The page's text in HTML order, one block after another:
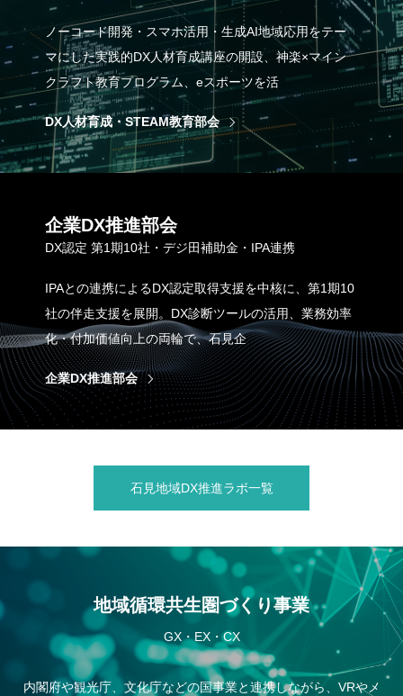
ノーコード開発・スマホ活用・生成AI地域応用をテー
マにした実践的DX人材育成講座の開設、神楽×マイン
クラフト教育プログラム、eスポーツを活
DX人材育成・STEAM教育部会
企業DX推進部会
DX認定 第1期10社・デジ田補助金・IPA連携
IPAとの連携によるDX認定取得支援を中核に、第1期10
社の伴走支援を展開。DX診断ツールの活用、業務効率
化・付加価値向上の両輪で、石見企
企業DX推進部会
石見地域DX推進ラボ一覧
地域循環共生圏づくり事業
GX・EX・CX
内閣府や観光庁、文化庁などの国事業と連携しながら、VRやメ